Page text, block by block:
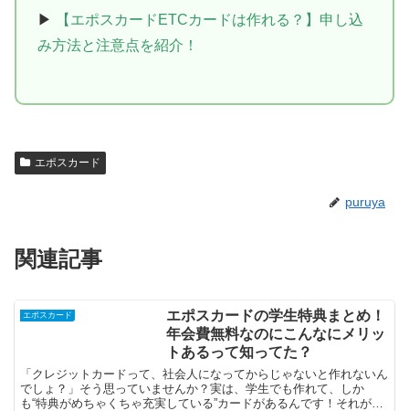
▶
【エポスカードETCカードは作れる？】申し込
み方法と注意点を紹介！
エポスカード
puruya
関連記事
エポスカード
エポスカードの学生特典まとめ！
年会費無料なのにこんなにメリッ
トあるって知ってた？
「クレジットカードって、社会人になってからじゃないと作れないん
でしょ？」そう思っていませんか？実は、学生でも作れて、しか
も“特典がめちゃくちゃ充実している”カードがあるんです！それが、